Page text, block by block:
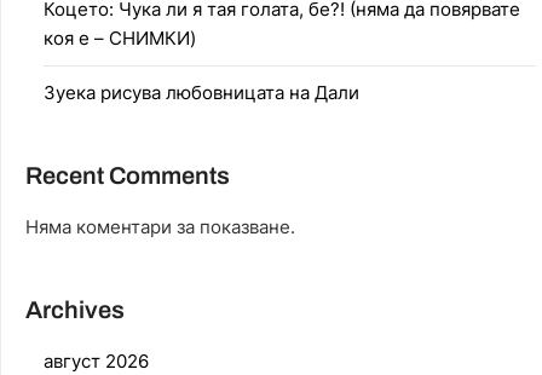
Коцето: Чука ли я тая голата, бе?! (няма да повярвате
коя е – СНИМКИ)
Зуека рисува любовницата на Дали
Recent Comments
Няма коментари за показване.
Archives
август 2026